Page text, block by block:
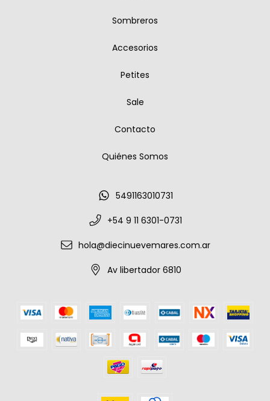
Sombreros
Accesorios
Petites
Sale
Contacto
Quiénes Somos
5491163010731
+54 9 11 6301-0731
hola@diecinuevemares.com.ar
Av libertador 6810